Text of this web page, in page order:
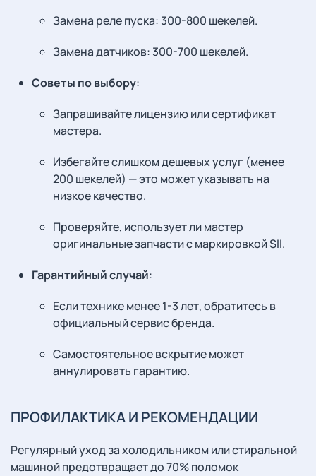
Замена реле пуска: 300-800 шекелей.
Замена датчиков: 300-700 шекелей.
Советы по выбору:
Запрашивайте лицензию или сертификат
мастера.
Избегайте слишком дешевых услуг (менее
200 шекелей) — это может указывать на
низкое качество.
Проверяйте, использует ли мастер
оригинальные запчасти с маркировкой SII.
Гарантийный случай:
Если технике менее 1-3 лет, обратитесь в
официальный сервис бренда.
Самостоятельное вскрытие может
аннулировать гарантию.
ПРОФИЛАКТИКА И РЕКОМЕНДАЦИИ
Регулярный уход за холодильником или стиральной
машиной предотвращает до 70% поломок